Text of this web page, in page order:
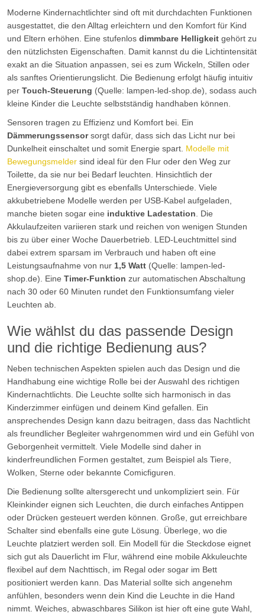
Moderne Kindernachtlichter sind oft mit durchdachten Funktionen
ausgestattet, die den Alltag erleichtern und den Komfort für Kind
und Eltern erhöhen. Eine stufenlos dimmbare Helligkeit gehört zu
den nützlichsten Eigenschaften. Damit kannst du die Lichtintensität
exakt an die Situation anpassen, sei es zum Wickeln, Stillen oder
als sanftes Orientierungslicht. Die Bedienung erfolgt häufig intuitiv
per Touch-Steuerung (Quelle: lampen-led-shop.de), sodass auch
kleine Kinder die Leuchte selbstständig handhaben können.
Sensoren tragen zu Effizienz und Komfort bei. Ein
Dämmerungssensorsorgt dafür, dass sich das Licht nur bei
Dunkelheit einschaltet und somit Energie spart. Modelle mit
Bewegungsmelder sind ideal für den Flur oder den Weg zur
Toilette, da sie nur bei Bedarf leuchten. Hinsichtlich der
Energieversorgung gibt es ebenfalls Unterschiede. Viele
akkubetriebene Modelle werden per USB-Kabel aufgeladen,
manche bieten sogar eine induktive Ladestation . Die
Akkulaufzeiten variieren stark und reichen von wenigen Stunden
bis zu über einer Woche Dauerbetrieb. LED-Leuchtmittel sind
dabei extrem sparsam im Verbrauch und haben oft eine
Leistungsaufnahme von nur 1,5 Watt (Quelle: lampen-led-
shop.de). Eine Timer-Funktion zur automatischen Abschaltung
nach 30 oder 60 Minuten rundet den Funktionsumfang vieler
Leuchten ab.
Wie wählst du das passende Design
und die richtige Bedienung aus?
Neben technischen Aspekten spielen auch das Design und die
Handhabung eine wichtige Rolle bei der Auswahl des richtigen
Kindernachtlichts. Die Leuchte sollte sich harmonisch in das
Kinderzimmer einfügen und deinem Kind gefallen. Ein
ansprechendes Design kann dazu beitragen, dass das Nachtlicht
als freundlicher Begleiter wahrgenommen wird und ein Gefühl von
Geborgenheit vermittelt. Viele Modelle sind daher in
kinderfreundlichen Formen gestaltet, zum Beispiel als Tiere,
Wolken, Sterne oder bekannte Comicfiguren.
Die Bedienung sollte altersgerecht und unkompliziert sein. Für
Kleinkinder eignen sich Leuchten, die durch einfaches Antippen
oder Drücken gesteuert werden können. Große, gut erreichbare
Schalter sind ebenfalls eine gute Lösung. Überlege, wo die
Leuchte platziert werden soll. Ein Modell für die Steckdose eignet
sich gut als Dauerlicht im Flur, während eine mobile Akkuleuchte
flexibel auf dem Nachttisch, im Regal oder sogar im Bett
positioniert werden kann. Das Material sollte sich angenehm
anfühlen, besonders wenn dein Kind die Leuchte in die Hand
nimmt. Weiches, abwaschbares Silikon ist hier oft eine gute Wahl,